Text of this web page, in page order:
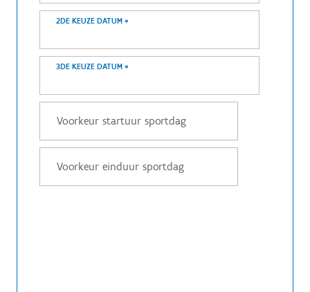
2DE KEUZE DATUM *
3DE KEUZE DATUM *